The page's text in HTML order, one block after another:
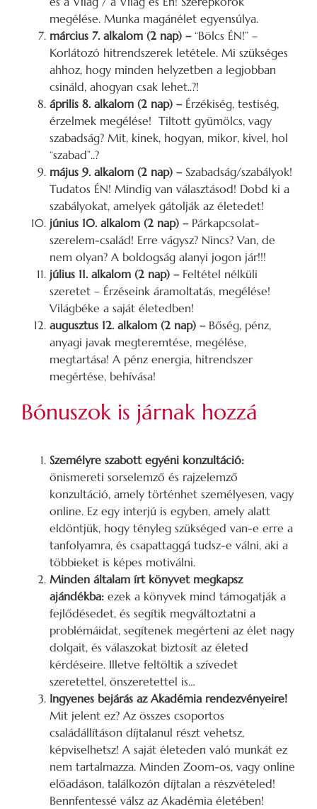
megélése. Munka magánélet egyensúlya.
március 7. alkalom (2 nap) – “Bölcs ÉN!” –
Korlátozó hitrendszerek letétele. Mi szükséges
ahhoz, hogy minden helyzetben a legjobban
csináld, ahogyan csak lehet..?!
április 8. alkalom (2 nap) – Érzékiség, testiség,
érzelmek megélése! Tiltott gyümölcs, vagy
szabadság? Mit, kinek, hogyan, mikor, kivel, hol
“szabad”..?
május 9. alkalom (2 nap) – Szabadság/szabályok!
Tudatos ÉN! Mindig van választásod! Dobd ki a
szabályokat, amelyek gátolják az életedet!
június 10. alkalom (2 nap) – Párkapcsolat-
szerelem-család! Erre vágysz? Nincs? Van, de
nem olyan? A boldogság alanyi jogon jár!!!
július 11. alkalom (2 nap) – Feltétel nélküli
szeretet – Érzéseink áramoltatás, megélése!
Világbéke a saját életedben!
augusztus 12. alkalom (2 nap) – Bőség, pénz,
anyagi javak megteremtése, megélése,
megtartása! A pénz energia, hitrendszer
megértése, behívása!
Bónuszok is járnak hozzá
Személyre szabott egyéni konzultáció:
önismereti sorselemző és rajzelemző
konzultáció, amely történhet személyesen, vagy
online. Ez egy interjú is egyben, amely alatt
eldöntjük, hogy tényleg szükséged van-e erre a
tanfolyamra, és csapattaggá tudsz-e válni, aki a
többieket is képes motiválni.
Minden általam írt könyvet megkapsz
ajándékba: ezek a könyvek mind támogatják a
fejlődésedet, és segítik megváltoztatni a
problémáidat, segítenek megérteni az élet nagy
dolgait, és válaszokat biztosít az életed
kérdéseire. Illetve feltöltik a szívedet
szeretettel, önszeretettel is…
Ingyenes bejárás az Akadémia rendezvényeire!
Mit jelent ez? Az összes csoportos
családállításon díjtalanul részt vehetsz,
képviselhetsz! A saját életeden való munkát ez
nem tartalmazza. Minden Zoom-os, vagy online
előadáson, találkozón díjtalan a részvételed!
Bennfentessé válsz az Akadémia életében!